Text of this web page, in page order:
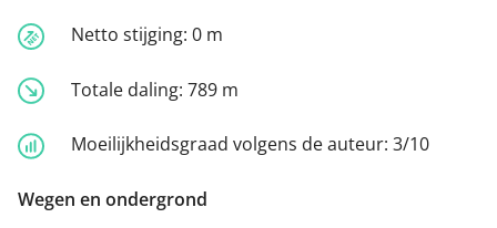
Netto stijging: 0 m
Totale daling: 789 m
Moeilijkheidsgraad volgens de auteur: 3/10
Wegen en ondergrond